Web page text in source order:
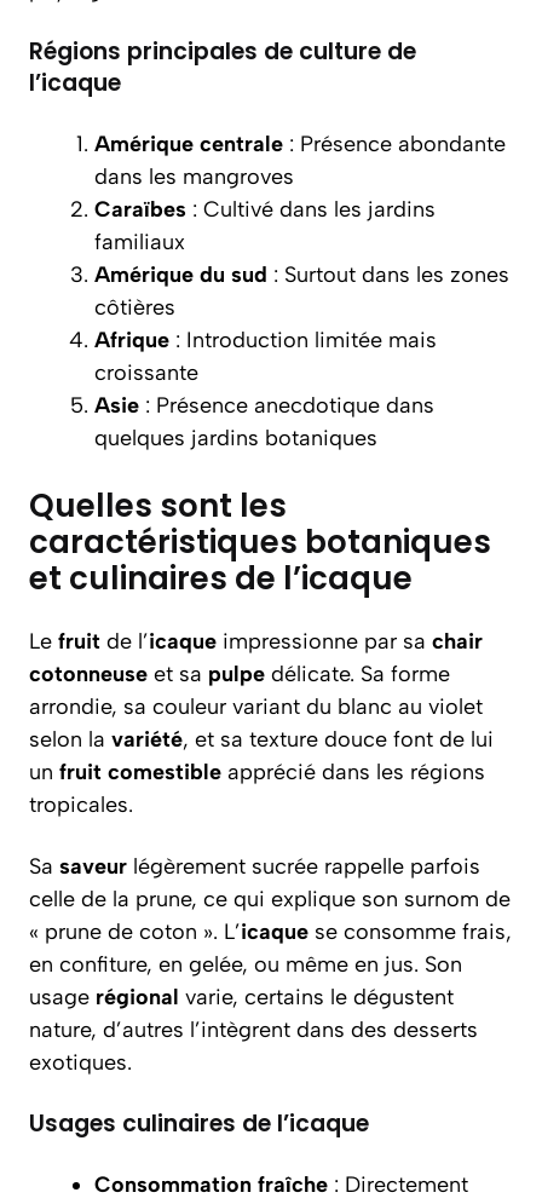
Régions principales de culture de
l’icaque
Amérique centrale : Présence abondante
dans les mangroves
Caraïbes : Cultivé dans les jardins
familiaux
Amérique du sud : Surtout dans les zones
côtières
Afrique : Introduction limitée mais
croissante
Asie : Présence anecdotique dans
quelques jardins botaniques
Quelles sont les
caractéristiques botaniques
et culinaires de l’icaque
Le fruit de l’icaque impressionne par sa chair
cotonneuse et sa pulpe délicate. Sa forme
arrondie, sa couleur variant du blanc au violet
selon la variété, et sa texture douce font de lui
un fruit comestible apprécié dans les régions
tropicales.
Sa saveur légèrement sucrée rappelle parfois
celle de la prune, ce qui explique son surnom de
« prune de coton ». L’icaque se consomme frais,
en confiture, en gelée, ou même en jus. Son
usage régional varie, certains le dégustent
nature, d’autres l’intègrent dans des desserts
exotiques.
Usages culinaires de l’icaque
Consommation fraîche : Directement